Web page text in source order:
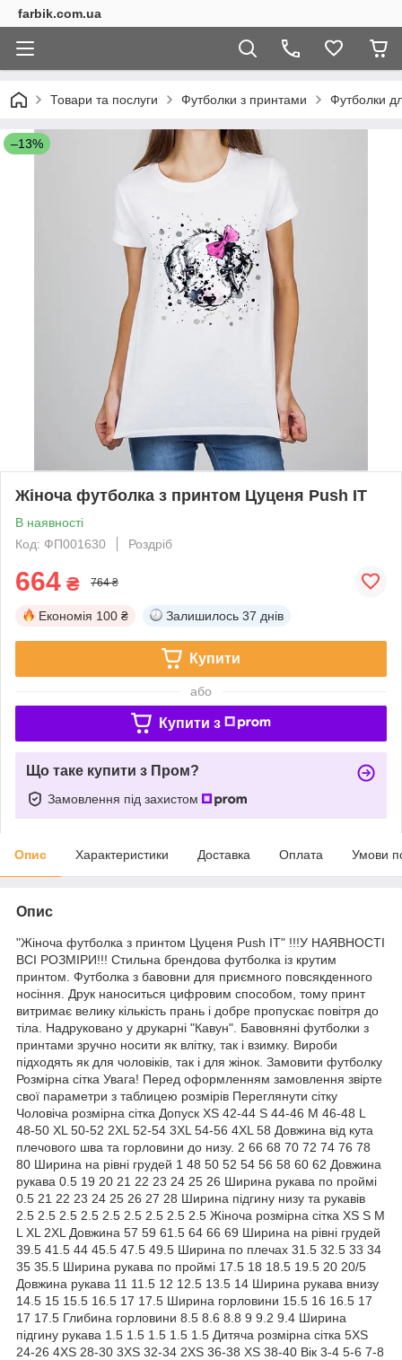
farbik.com.ua
Товари та послуги Футболки з принтами Футболки
–13%
Жіноча футболка з принтом Цуценя Push IT
В наявності
Код: ФП001630
Роздріб
664 ₴ 764 ₴
Економія 100 ₴ Залишилось 37 днів
Купити
або
Купити з
Що таке купити з Пром?
Замовлення під захистом
Опис Характеристики Доставка Оплата Умови
Опис
"Жіноча футболка з принтом Цуценя Push IT" !!!У НАЯВНОСТІ
ВСІ РОЗМІРИ!!! Стильна брендова футболка із крутим
принтом. Футболка з бавовни для приємного повсякденного
носіння. Друк наноситься цифровим способом, тому принт
витримає велику кількість прань і добре пропускає повітря до
тіла. Надруковано у друкарні "Кавун". Бавовняні футболки з
принтами зручно носити як влітку, так і взимку. Вироби
підходять як для чоловіків, так і для жінок. Замовити футболку
Розмірна сітка Увага! Перед оформленням замовлення звірте
свої параметри з таблицею розмірів Переглянути сітку
Чоловіча розмірна сітка Допуск XS 42-44 S 44-46 M 46-48 L
48-50 XL 50-52 2XL 52-54 3XL 54-56 4XL 58 Довжина від кута
плечового шва та горловини до низу. 2 66 68 70 72 74 76 78
80 Ширина на рівні грудей 1 48 50 52 54 56 58 60 62 Довжина
рукава 0.5 19 20 21 22 23 24 25 26 Ширина рукава по проймі
0.5 21 22 23 24 25 26 27 28 Ширина підгину низу та рукавів
2.5 2.5 2.5 2.5 2.5 2.5 2.5 2.5 2.5 Жіноча розмірна сітка XS S M
L XL 2XL Довжина 57 59 61.5 64 66 69 Ширина на рівні грудей
39.5 41.5 44 45.5 47.5 49.5 Ширина по плечах 31.5 32.5 33 34
35 35.5 Ширина рукава по проймі 17.5 18 18.5 19.5 20 20/5
Довжина рукава 11 11.5 12 12.5 13.5 14 Ширина рукава внизу
14.5 15 15.5 16.5 17 17.5 Ширина горловини 15.5 16 16.5 17
17 17.5 Глибина горловини 8.5 8.6 8.8 9 9.2 9.4 Ширина
підгину рукава 1.5 1.5 1.5 1.5 1.5 Дитяча розмірна сітка 5XS
24-26 4XS 28-30 3XS 32-34 2XS 36-38 XS 38-40 Вік 3-4 5-6 7-8